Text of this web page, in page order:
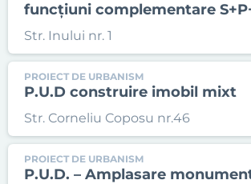
funcțiuni complementare
Str. Inului nr. 1
PROIECT DE URBANISM
P.U.D construire imobil mixt
Str. Corneliu Coposu nr.46
PROIECT DE URBANISM
P.U.D. – Amplasare